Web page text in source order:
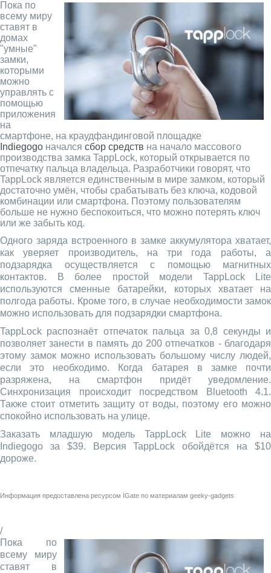
Пока по
всему миру
ставят в
домах
"умные"
замки,
которыми
можно
управлять с
помощью
приложения
на
смартфоне, на краудфандинговой площадке
Indiegogo начался сбор средств на начало массового
производства замка TappLock, который открывается по
отпечатку пальца владельца. Разработчики говорят, что
TappLock является единственным в мире замком, который
достаточно умён, чтобы срабатывать без ключа, кодовой
комбинации или смартфона. Поэтому пользователям
больше не нужно беспокоиться, что можно потерять ключ
или же забыть код.
Одного заряда встроенного в замке аккумулятора хватает,
как уверяет производитель, на три года работы, а
подзарядка осуществляется с помощью магнитных
контактов. В более простой модели TappLock Lite
используются сменные батарейки, которых хватает на
полгода работы. Кроме того, в случае необходимости замок
можно использовать для подзарядки смартфона.
TappLock распознаёт отпечаток пальца за 0,8 секунды и
позволяет занести в память до 200 отпечатков - благодаря
этому замок можно использовать большому числу людей,
если это необходимо. Когда батарея в замке почти
разряжена, на смартфон придёт уведомление.
Синхронизация происходит посредством Bluetooth 4.1.
Также стоит отметить защиту от воды, поэтому его можно
спокойно использовать на улице.
Заказать младшую модель TappLock Lite можно на
Indiegogo за $39. Версия TappLock обойдётся на $10
дороже.
Информация предоставлена ресурсом IGate по материалам geeky-gadgets
/
Пока по
всему миру
ставят в